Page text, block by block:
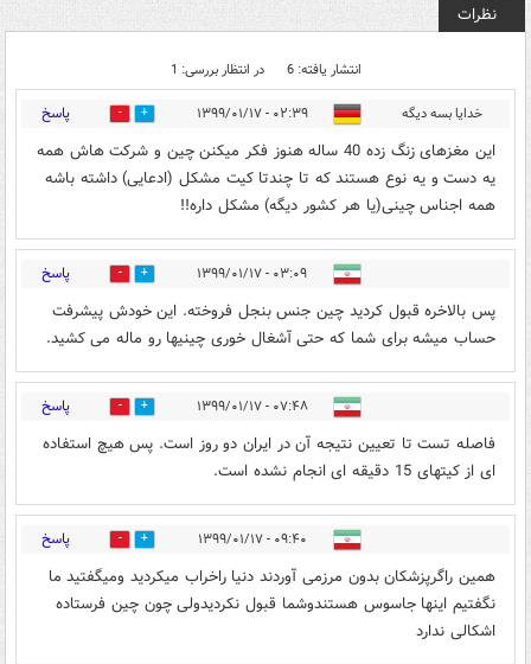
نظرات
انتشار یافته: 6 در انتظار بررسی: 1
خدایا بسه دیگه ۰۲:۳۹ - ۱۳۹۹/۰۱/۱۷ 3 پاسخ
این مغزهای زنگ زده 40 ساله هنوز فکر میکنن چین و شرکت هاش همه
یه دست و یه نوع هستند که تا چندتا کیت مشکل (ادعایی) داشته باشه
همه اجناس چینی(یا هر کشور دیگه) مشکل داره!!
۰۳:۰۹ - ۱۳۹۹/۰۱/۱۷ 1 پاسخ
پس بالاخره قبول کردید چین جنس بنجل فروخته. این خودش پیشرفت
حساب میشه برای شما که حتی آشغال خوری چینیها رو ماله می کشید.
۰۷:۴۸ - ۱۳۹۹/۰۱/۱۷ 3 پاسخ
فاصله تست تا تعیین نتیجه آن در ایران دو روز است. پس هیچ استفاده
ای از کیتهای 15 دقیقه ای انجام نشده است.
۰۹:۴۰ - ۱۳۹۹/۰۱/۱۷ 1 پاسخ
همین راگرپزشکان بدون مرزمی آوردند دنیا راخراب میکردید ومیگفتید ما
نگفتیم اینها جاسوس هستندوشما قبول نکردیدولی چون چین فرستاده
اشکالی ندارد